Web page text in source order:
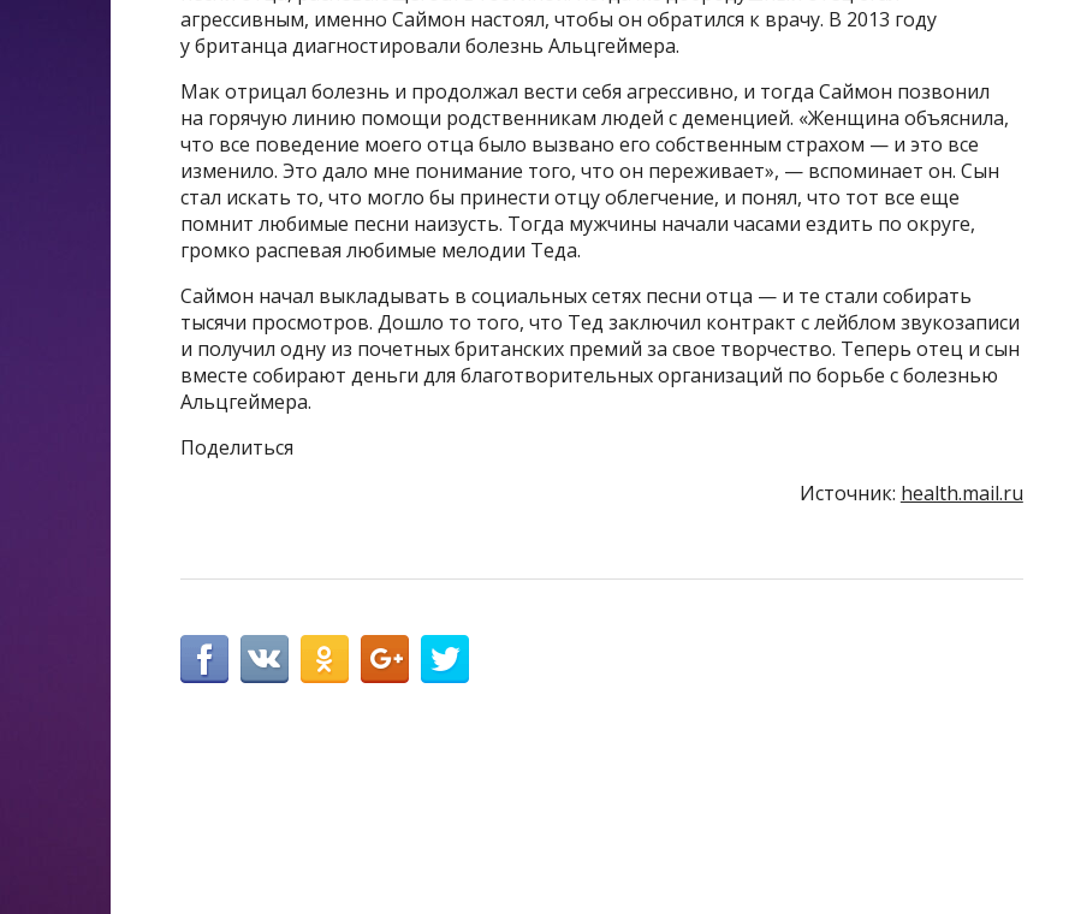
агрессивным, именно Саймон настоял, чтобы он обратился к врачу. В 2013 году
у британца диагностировали болезнь Альцгеймера.
Мак отрицал болезнь и продолжал вести себя агрессивно, и тогда Саймон позвонил
на горячую линию помощи родственникам людей с деменцией. «Женщина объяснила,
что все поведение моего отца было вызвано его собственным страхом — и это все
изменило. Это дало мне понимание того, что он переживает», — вспоминает он. Сын
стал искать то, что могло бы принести отцу облегчение, и понял, что тот все еще
помнит любимые песни наизусть. Тогда мужчины начали часами ездить по округе,
громко распевая любимые мелодии Теда.
Саймон начал выкладывать в социальных сетях песни отца — и те стали собирать
тысячи просмотров. Дошло то того, что Тед заключил контракт с лейблом звукозаписи
и получил одну из почетных британских премий за свое творчество. Теперь отец и сын
вместе собирают деньги для благотворительных организаций по борьбе с болезнью
Альцгеймера.
Поделиться
Источник: health.mail.ru